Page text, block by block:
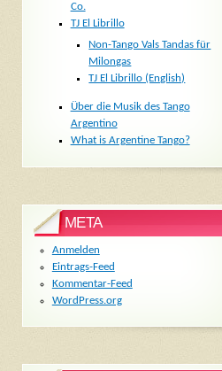
Co.
TJ El Librillo
Non-Tango Vals Tandas für
Milongas
TJ El Librillo (English)
Über die Musik des Tango
Argentino
What is Argentine Tango?
META
Anmelden
Eintrags-Feed
Kommentar-Feed
WordPress.org